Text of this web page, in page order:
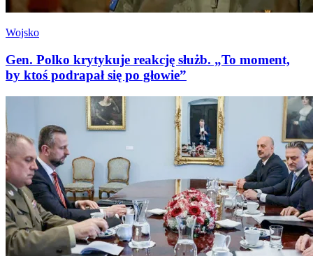
Wojsko
Gen. Polko krytykuje reakcję służb. „To moment,
by ktoś podrapał się po głowie”